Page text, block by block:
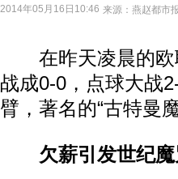
2014年05月16日10:46 来源： 燕赵都市
在昨天凌晨的欧
战成0-0，点球大战
臂，著名的“古特曼
欠薪引发世纪